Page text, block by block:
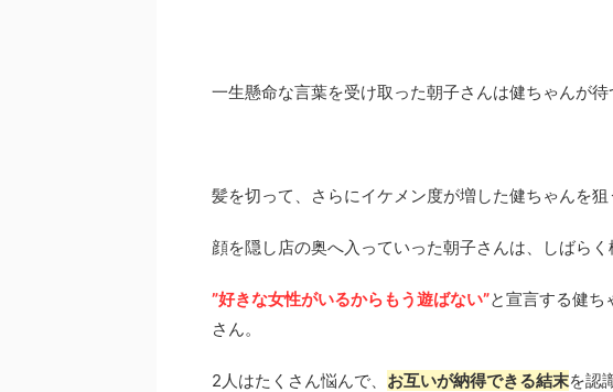
一生懸命な言葉を受け取った朝子さんは健ちゃんが待
髪を切って、さらにイケメン度が増した健ちゃんを狙
顔を隠し店の奥へ入っていった朝子さんは、しばらく
”好きな女性がいるからもう遊ばない”と宣言する健ち
さん。
2人はたくさん悩んで、 お互いが納得できる結末を認